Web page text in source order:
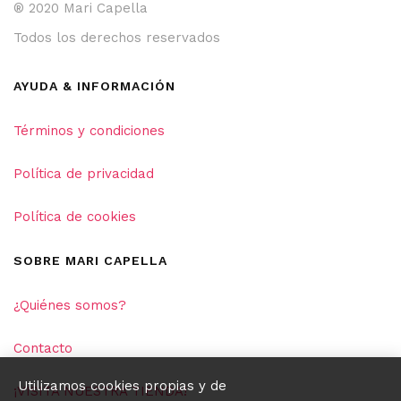
® 2020 Mari Capella
Todos los derechos reservados
AYUDA & INFORMACIÓN
Términos y condiciones
Política de privacidad
Política de cookies
SOBRE MARI CAPELLA
¿Quiénes somos?
Contacto
¡VISITA NUESTRA TIENDA!
Utilizamos cookies propias y de